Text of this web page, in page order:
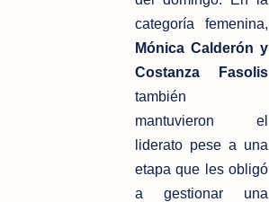
Mónica Calderón y
Costanza Fasolis
también
mantuvieron el
liderato pese a una
etapa que les obligó
a gestionar una